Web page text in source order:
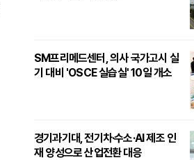
SM프리메드센터, 의사 국가고시 실
기 대비 'OSCE 실습실' 10일 개소
경기과기대, 전기차·수소·AI 제조 인
재 양성으로 산업전환 대응